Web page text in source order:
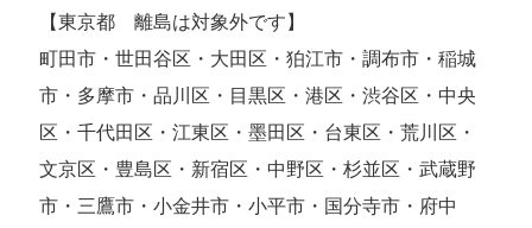
【東京都 離島は対象外です】
町田市・世田谷区・大田区・狛江市・調布市・稲城
市・多摩市・品川区・目黒区・港区・渋谷区・中央
区・千代田区・江東区・墨田区・台東区・荒川区・
文京区・豊島区・新宿区・中野区・杉並区・武蔵野
市・三鷹市・小金井市・小平市・国分寺市・府中